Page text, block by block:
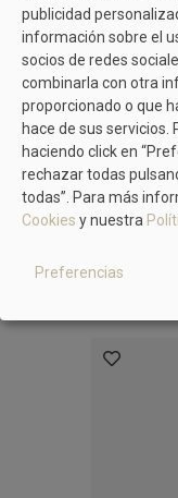
Bota Alta
MÁS
No hay artículos
MÁS
publicidad
información sobre el
socios de redes
combinarla con otra
proporcionado o que
hace de sus
haciendo click en
rechazar todas
todas”. Para más
Cookies y nuestra
Preferencias